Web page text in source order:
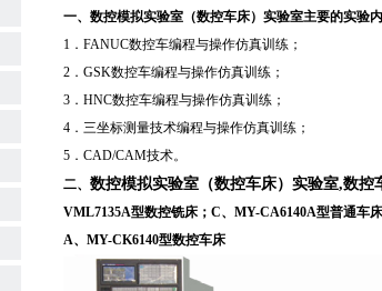
一、 数控模拟实验室（数控车床）实验室主要的实验
1．FANUC数控车编程与操作仿真训练；
2．GSK数控车编程与操作仿真训练；
3．HNC数控车编程与操作仿真训练；
4．三坐标测量技术编程与操作仿真训练；
5．CAD/CAM技术。
二、 数控模拟实验室（数控车床）实验室,数控
VML7135A型数控铣床；C、MY-CA6140A型普通车床
A、MY-CK6140型数控车床